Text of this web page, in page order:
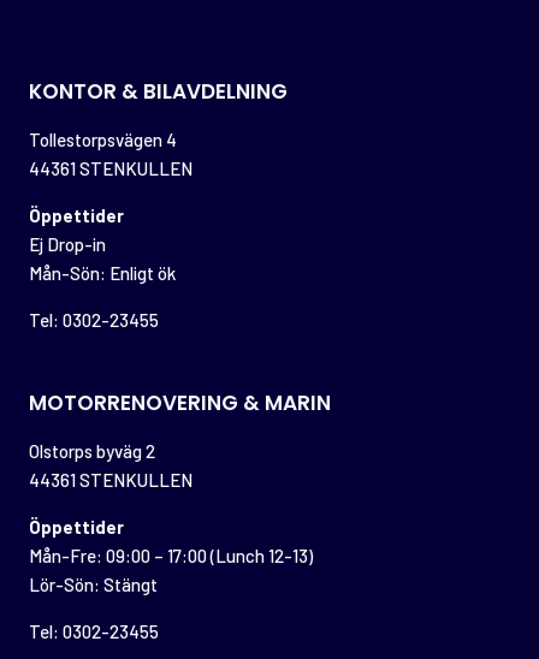
KONTOR & BILAVDELNING
Tollestorpsvägen 4
44361 STENKULLEN
Öppettider
Ej Drop-in
Mån-Sön: Enligt ök
Tel: 0302-23455
MOTORRENOVERING & MARIN
Olstorps byväg 2
44361 STENKULLEN
Öppettider
Mån-Fre: 09:00 – 17:00 (Lunch 12-13)
Lör-Sön: Stängt
Tel: 0302-23455